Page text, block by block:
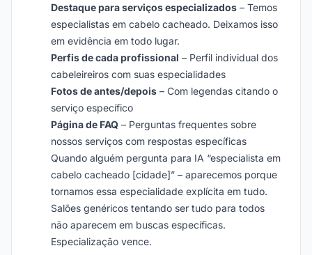
Destaque para serviços especializados – Temos
especialistas em cabelo cacheado. Deixamos isso
em evidência em todo lugar.
Perfis de cada profissional – Perfil individual dos
cabeleireiros com suas especialidades
Fotos de antes/depois – Com legendas citando o
serviço específico
Página de FAQ – Perguntas frequentes sobre
nossos serviços com respostas específicas
Quando alguém pergunta para IA “especialista em
cabelo cacheado [cidade]” – aparecemos porque
tornamos essa especialidade explícita em tudo.
Salões genéricos tentando ser tudo para todos
não aparecem em buscas específicas.
Especialização vence.